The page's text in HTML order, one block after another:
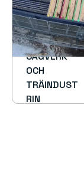
SÅGVERK
OCH
TRÄINDUST
RIN